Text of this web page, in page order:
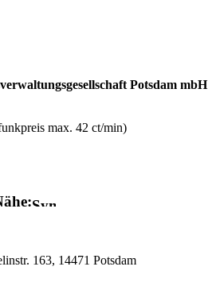
Potsdam mbH
max. 42 ct/min)
163, 14471 Potsdam